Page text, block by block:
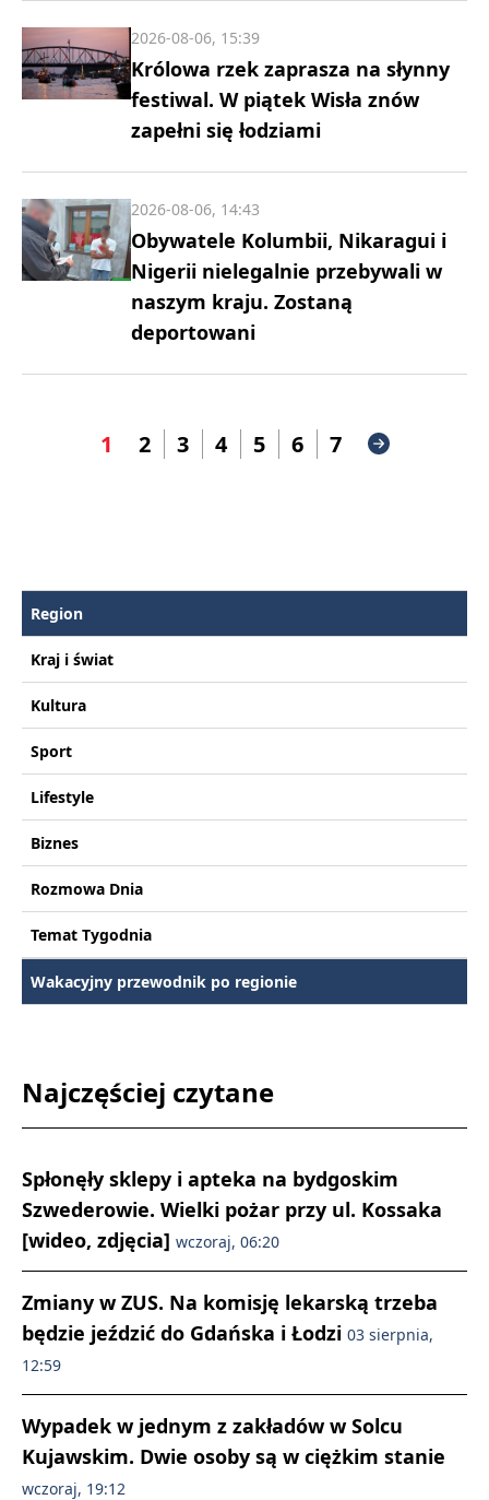
Królowa rzek zaprasza na słynny
festiwal. W piątek Wisła znów
zapełni się łodziami
2026-08-06, 15:39
Obywatele Kolumbii, Nikaragui i
Nigerii nielegalnie przebywali w
naszym kraju. Zostaną
deportowani
2026-08-06, 14:43
1 2 3 4 5 6 7
Region
Kraj i świat
Kultura
Sport
Lifestyle
Biznes
Rozmowa Dnia
Temat Tygodnia
Wakacyjny przewodnik po regionie
Najczęściej czytane
Spłonęły sklepy i apteka na bydgoskim
Szwederowie. Wielki pożar przy ul. Kossaka
[wideo, zdjęcia] wczoraj, 06:20
Zmiany w ZUS. Na komisję lekarską trzeba
będzie jeździć do Gdańska i Łodzi 03 sierpnia,
12:59
Wypadek w jednym z zakładów w Solcu
Kujawskim. Dwie osoby są w ciężkim stanie
wczoraj, 19:12